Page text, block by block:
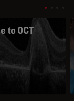
to OCT